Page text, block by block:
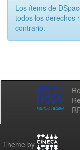
Los ítems de
todos los derechos
contrario.
Theme by